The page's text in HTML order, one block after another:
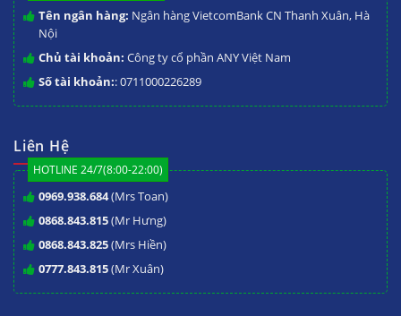
Tên ngân hàng: Ngân hàng VietcomBank CN Thanh Xuân, Hà
Nội
Chủ tài khoản: Công ty cổ phần ANY Việt Nam
Số tài khoản:: 0711000226289
Liên Hệ
HOTLINE 24/7(8:00-22:00)
0969.938.684(Mrs Toan)
0868.843.815(Mr Hưng)
0868.843.825(Mrs Hiền)
0777.843.815(Mr Xuân)